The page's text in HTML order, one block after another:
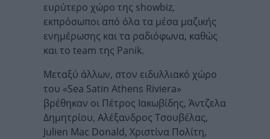
ευρύτερο χώρο της showbiz,
εκπρόσωποι από όλα τα μέσα μαζικής
ενημέρωσης και τα ραδιόφωνα, καθώς
και το team της Panik.
Μεταξύ άλλων, στον ειδυλλιακό χώρο
του «Sea Satin Athens Riviera»
βρέθηκαν οι Πέτρος Ιακωβίδης, Άντζελα
Δημητρίου, Αλέξανδρος Τσουβέλας,
Julien Mac Donald, Χριστίνα Πολίτη,